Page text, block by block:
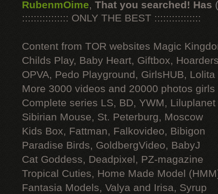
RubenmOime, That you searched! Has
:::::::::::::::: ONLY THE BEST ::::::::::::::::
Content from TOR websites Magic
Childs Play, Baby Heart, Giftbox,
OPVA, Pedo Playground, GirlsHUB, Lolita
More 3000 videos and 20000 photos
Complete series LS, BD, YWM, Liluplanet
Sibirian Mouse, St. Peterburg, Moscow
Kids Box, Fattman, Falkovideo, Bibigon
Paradise Birds, GoldbergVideo, BabyJ
Cat Goddess, Deadpixel, PZ-magazine
Tropical Cuties, Home Made Model
Fantasia Models, Valya and Irisa, Syrup